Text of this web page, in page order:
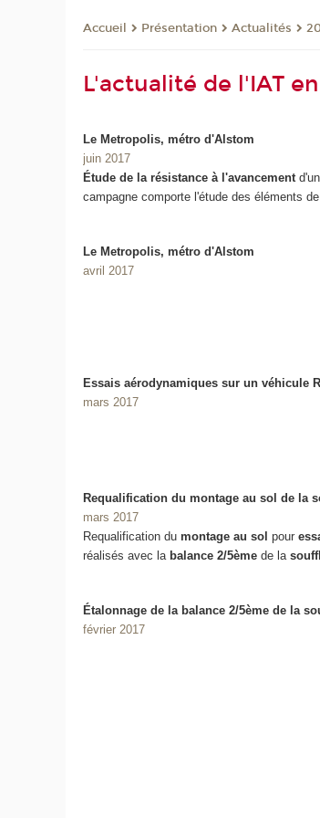
Accueil Présentation Actualités
L'actualité de l'IAT en
Le Metropolis, métro d'Alstom
juin 2017
Étude de la résistance à l'avancement
campagne comporte l'étude des éléments
Le Metropolis, métro d'Alstom
avril 2017
Essais aérodynamiques sur un véhicule
mars 2017
Requalification du montage au sol de la
mars 2017
Requalification dumontage au solpour
réalisés avec la balance 2/5ème de la
Étalonnage de la balance 2/5ème de la
février 2017